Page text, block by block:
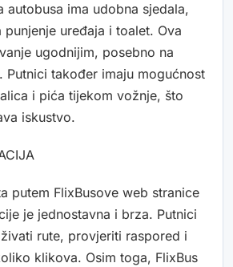
autobusa ima udobna sjedala,
uređaja i toalet. Ova
ugodnijim, posebno na
Putnici također imaju mogućnost
i pića tijekom vožnje, što
iskustvo.
putem FlixBusove web stranice
je jednostavna i brza. Putnici
rute, provjeriti raspored i
klikova. Osim toga, FlixBus